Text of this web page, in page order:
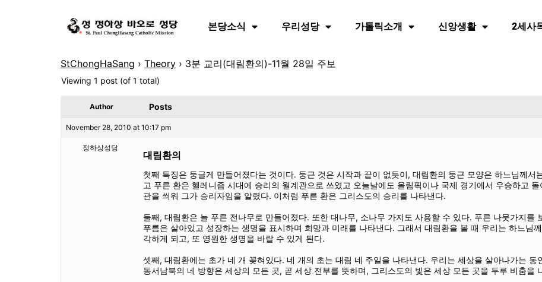
본당소식 우리성당 가톨릭소개 신앙생활 2세사
StChongHaSang › Theory › 3분 교리(대림환의)-11월 28일 주보
Viewing 1 post (of 1 total)
Author Posts
November 28, 2010 at 10:17 pm
정하상성당
대림환의
첫째 특징은 둥글게 만들어졌다는 것이다. 둥근 것은 시작과 끝이 없듯이, 대림환의 둥근 모양은 하느님께서
고 푸른 환은 헬레니즘 시대에 승리의 월계관으로 쓰였고 오늘날에도 올림픽이나 국제 경기에서 우승하고
관을 씌워 그가 승리자임을 알렸다. 이처럼 푸른 환은 그리스도의 승리를 나타낸다.
둘째, 대림환은 늘 푸른 전나무로 만들어졌다. 또한 대나무, 소나무 가지도 사용할 수 있다. 푸른 나뭇가지를
푸름은 살아있고 성장하는 생명을 표시하며 희망과 미래를 나타낸다. 그래서 대림환을 볼 때 우리는 하느님
각하게 되고, 또 영원한 생명을 바랄 수 있게 된다.
셋째, 대림환에는 초가 네 개 꽂혀있다. 네 개의 초는 대림 네 주일을 나타낸다. 우리는 세상을 살아나가는
동서남북의 네 방향은 세상의 모든 곳, 곧 세상 전부를 뜻하며, 그리스도의 빛은 세상 모든 곳을 두루 비춤을